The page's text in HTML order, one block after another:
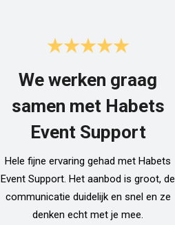
We werken graag
samen met Habets
Event Support
Hele fijne ervaring gehad met Habets
Event Support. Het aanbod is groot, de
communicatie duidelijk en snel en ze
denken echt met je mee.